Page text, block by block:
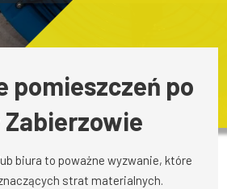
pomieszczeń po
biura to poważne wyzwanie, które
strat materialnych.